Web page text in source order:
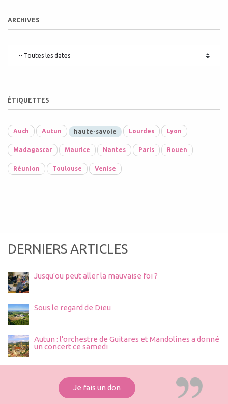
ARCHIVES
ÉTIQUETTES
Auch Autun haute-savoie Lourdes Lyon
Madagascar Maurice Nantes Paris Rouen
Réunion Toulouse Venise
DERNIERS ARTICLES
Jusqu'ou peut aller la mauvaise foi ?
Sous le regard de Dieu
Autun : l'orchestre de Guitares et Mandolines a donné
un concert ce samedi
Je fais un don